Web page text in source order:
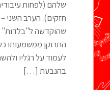
שלהם (לפחות
חזקים). הערב השני
שהוקדשה ל"בלדות"
התרוקן ממשמעותו
לעמוד על רגליו
בהנבעת […]